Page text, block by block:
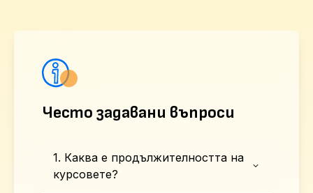
Често задавани въпроси
1. Каква е продължителността на
курсовете?